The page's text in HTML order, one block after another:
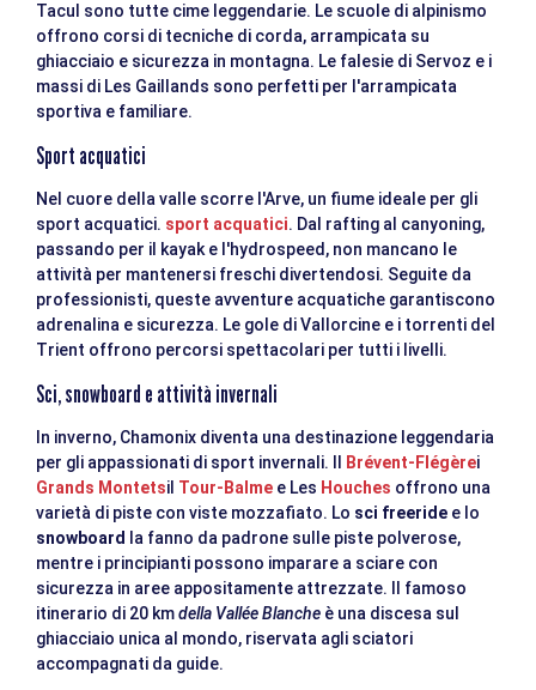
Tacul sono tutte cime leggendarie. Le scuole di alpinismo
offrono corsi di tecniche di corda, arrampicata su
ghiacciaio e sicurezza in montagna. Le falesie di Servoz e i
massi di Les Gaillands sono perfetti per l'arrampicata
sportiva e familiare.
Sport acquatici
Nel cuore della valle scorre l'Arve, un fiume ideale per gli
sport acquatici. sport acquatici. Dal rafting al canyoning,
passando per il kayak e l'hydrospeed, non mancano le
attività per mantenersi freschi divertendosi. Seguite da
professionisti, queste avventure acquatiche garantiscono
adrenalina e sicurezza. Le gole di Vallorcine e i torrenti del
Trient offrono percorsi spettacolari per tutti i livelli.
Sci, snowboard e attività invernali
In inverno, Chamonix diventa una destinazione leggendaria
per gli appassionati di sport invernali. Il
Brévent-Flégèrei
Grands Montetsil Tour-Balme e Les Houches offrono una
varietà di piste con viste mozzafiato. Lo sci freeride e lo
snowboard
la fanno da padrone sulle piste polverose,
mentre i principianti possono imparare a sciare con
sicurezza in aree appositamente attrezzate. Il famoso
itinerario di 20 kmdella Vallée Blanche è una discesa sul
ghiacciaio unica al mondo, riservata agli sciatori
accompagnati da guide.